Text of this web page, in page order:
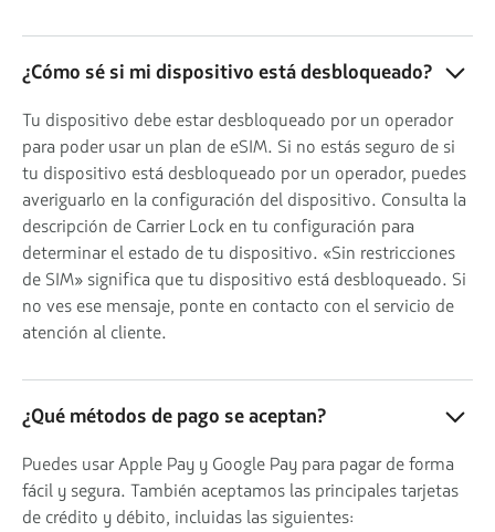
¿Cómo sé si mi dispositivo está desbloqueado?
Tu dispositivo debe estar desbloqueado por un operador
para poder usar un plan de eSIM. Si no estás seguro de si
tu dispositivo está desbloqueado por un operador, puedes
averiguarlo en la configuración del dispositivo. Consulta la
descripción de Carrier Lock en tu configuración para
determinar el estado de tu dispositivo. «Sin restricciones
de SIM» significa que tu dispositivo está desbloqueado. Si
no ves ese mensaje, ponte en contacto con el servicio de
atención al cliente.
¿Qué métodos de pago se aceptan?
Puedes usar Apple Pay y Google Pay para pagar de forma
fácil y segura. También aceptamos las principales tarjetas
de crédito y débito, incluidas las siguientes: